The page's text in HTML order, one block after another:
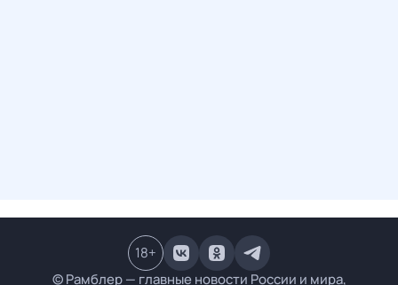
© Рамблер — главные новости России и мира,
18+